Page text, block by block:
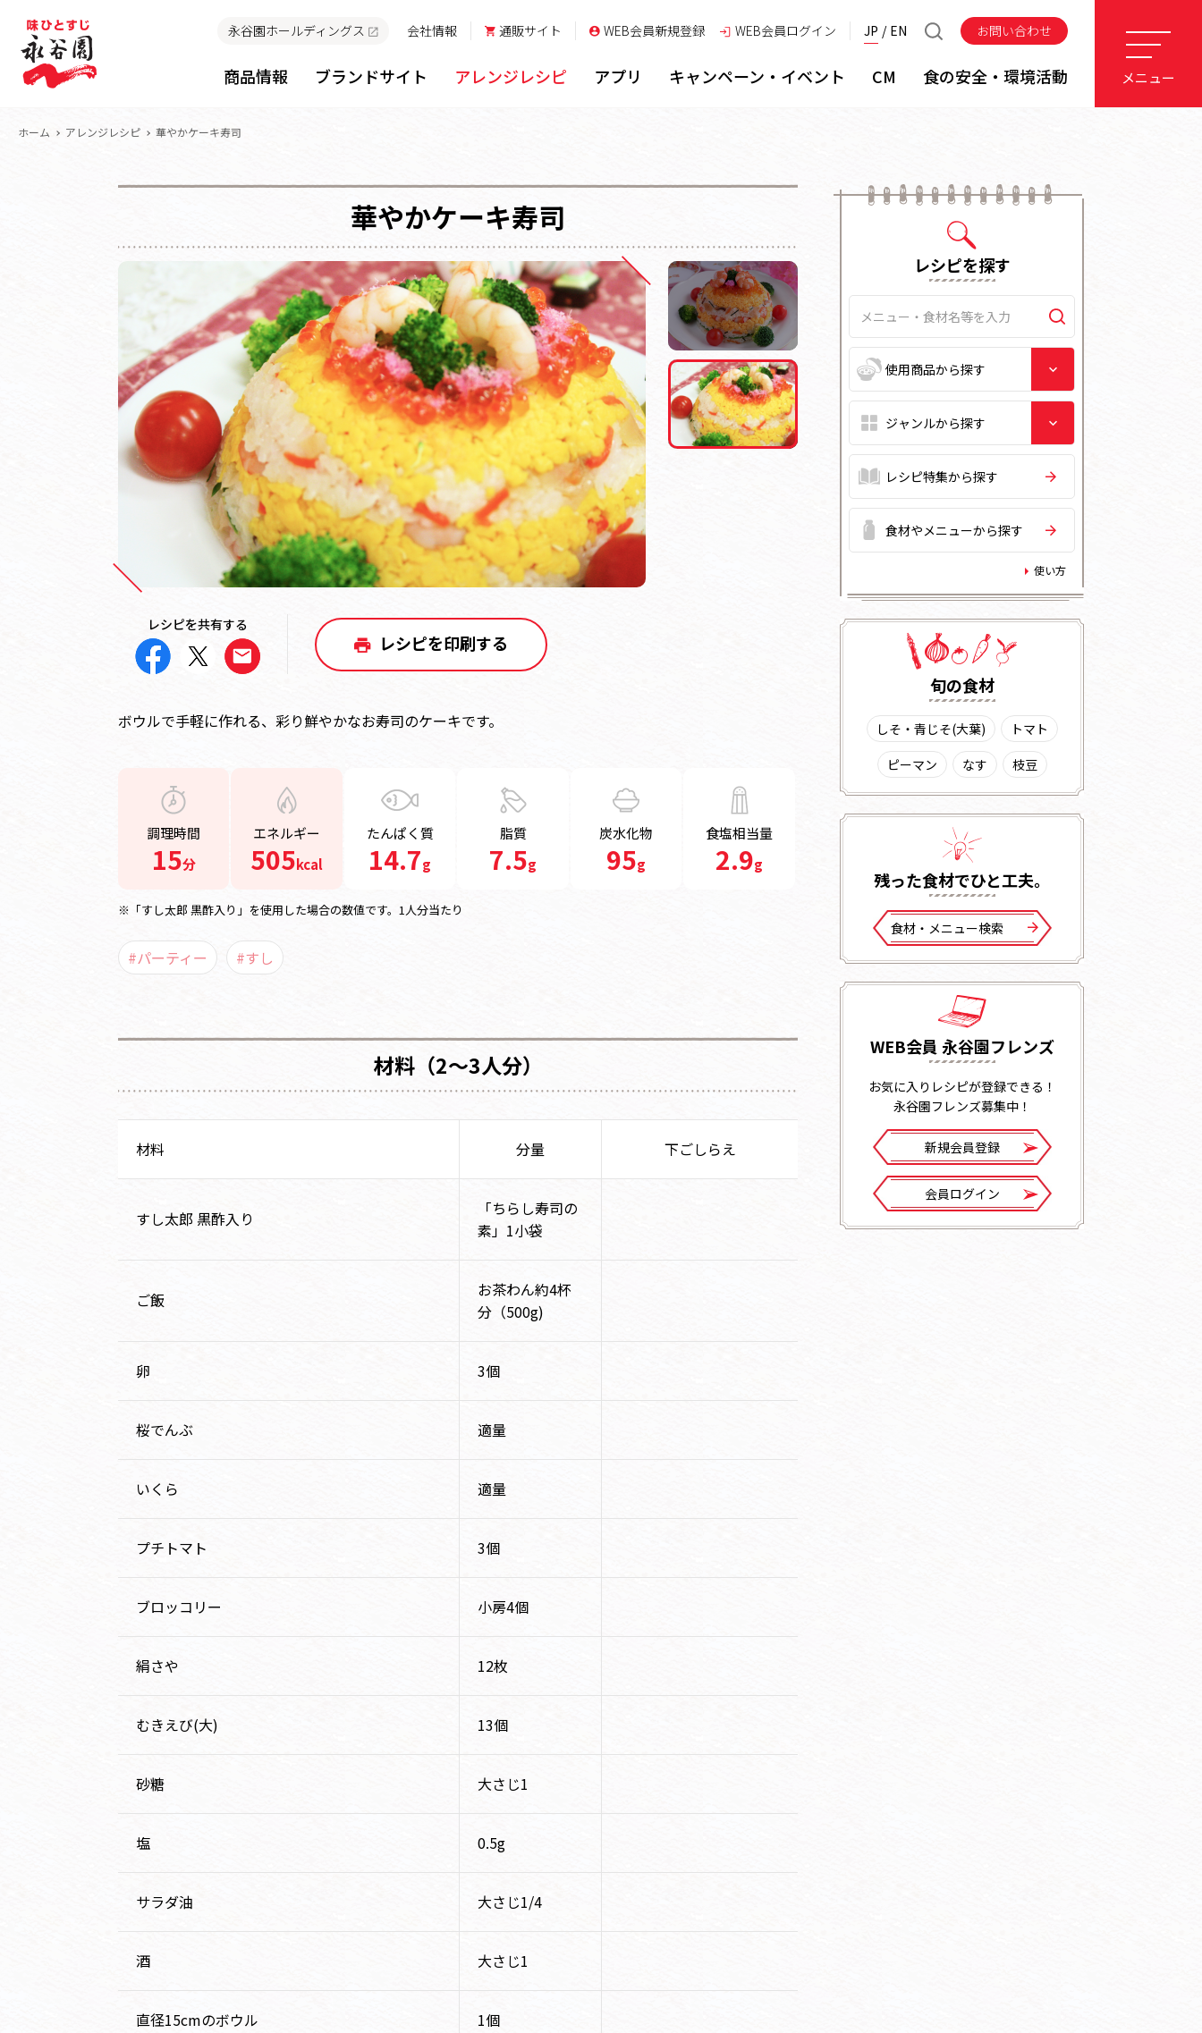
永谷園ホールディングス 会社情報 通販サイト WEB会員新規登録 WEB会員ログイン JP EN お問い合わせ
商品情報 ブランドサイト アレンジレシピ アプリ キャンペーン・イベント CM 食の安全・環境活動 メニュー
ホーム アレンジレシピ 華やかケーキ寿司
華やかケーキ寿司
レシピを共有する
レシピを印刷する
ボウルで手軽に作れる、彩り鮮やかなお寿司のケーキです。
調理時間
15分
エネルギー
505kcal
たんぱく質
14.7g
脂質
7.5g
炭水化物
95g
食塩相当量
2.9g
※「すし太郎 黒酢入り」を使用した場合の数値です。1人分当たり
#パーティー #すし
材料（2～3人分）
材料 分量 下ごしらえ
すし太郎 黒酢入り
「ちらし寿司の
素」1小袋
ご飯
お茶わん約4杯
分（500g)
卵 3個
桜でんぶ 適量
いくら 適量
プチトマト 3個
ブロッコリー 小房4個
絹さや 12枚
むきえび(大) 13個
砂糖 大さじ1
塩 0.5g
サラダ油 大さじ1/4
酒 大さじ1
直径15cmのボウル 1個
レシピを探す
レシピ特集から探す
食材やメニューから探す
使い方
旬の⾷材
しそ・青じそ(大葉)
トマト
ピーマン
なす 枝豆
残った⾷材でひと⼯夫。
⾷材・メニュー検索
WEB会員 永谷園フレンズ
お気に入りレシピが登録できる！
永谷園フレンズ募集中！
新規会員登録
会員ログイン